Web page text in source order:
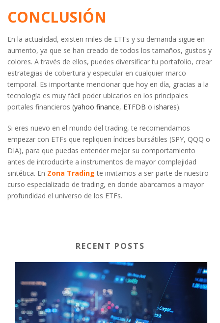
CONCLUSIÓN
En la actualidad, existen miles de ETFs y su demanda sigue en
aumento, ya que se han creado de todos los tamaños, gustos y
colores. A través de ellos, puedes diversificar tu portafolio, crear
estrategias de cobertura y especular en cualquier marco
temporal. Es importante mencionar que hoy en día, gracias a la
tecnología es muy fácil poder ubicarlos en los principales
portales financieros (yahoo finance, ETFDB o ishares).
Si eres nuevo en el mundo del trading, te recomendamos
empezar con ETFs que repliquen índices bursátiles (SPY, QQQ o
DIA), para que puedas entender mejor su comportamiento
antes de introducirte a instrumentos de mayor complejidad
sintética. En Zona Trading te invitamos a ser parte de nuestro
curso especializado de trading, en donde abarcamos a mayor
profundidad el universo de los ETFs.
RECENT POSTS